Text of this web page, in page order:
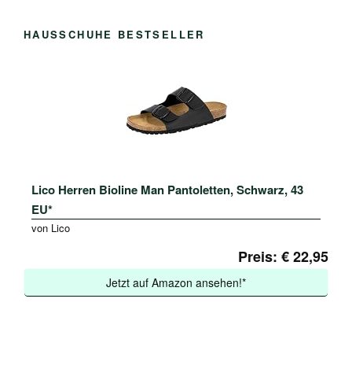
HAUSSCHUHE BESTSELLER
Lico Herren Bioline Man Pantoletten, Schwarz, 43
EU*
von Lico
Preis: € 22,95
Jetzt auf Amazon ansehen!*